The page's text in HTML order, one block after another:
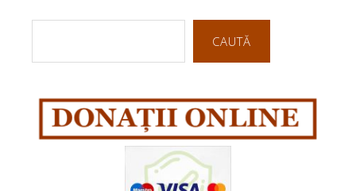
CAUTĂ